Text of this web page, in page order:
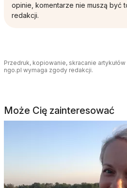
opinie, komentarze nie muszą być
redakcji.
Przedruk, kopiowanie, skracanie
ngo.pl wymaga zgody redakcji.
Może Cię zainteresować